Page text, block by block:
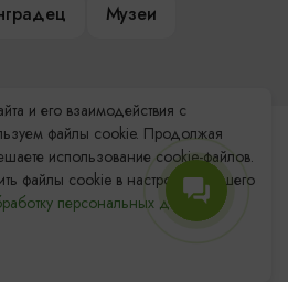
Музеи
и его взаимодействия с
файлы cookie. Продолжая
использование cookie-файлов.
файлы cookie в настройках Вашего
персональных данных.